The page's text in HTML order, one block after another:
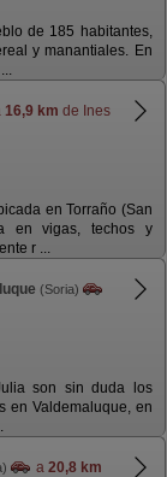
de 185 habitantes,
y manantiales. En
16,9 km de Ines
en Torraño (San
en vigas, techos y
r ...
(Soria)
son sin duda los
en Valdemaluque, en
a 20,8 km